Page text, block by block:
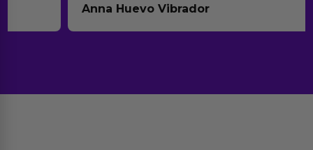
Anna Huevo Vibrador